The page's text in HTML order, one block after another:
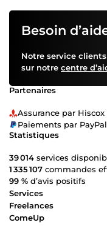
Besoin
Notre service
sur notre centre
Partenaires
Assurance par Hiscox
Paiements par
Statistiques
39 014 services
1 335 107 commandes
99 % d’avis positifs
Services
Freelances
ComeUp